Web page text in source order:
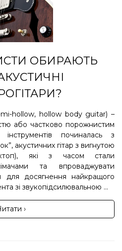
ОБИРАЮТЬ
hollow, hollow body guitar) –
або частково порожнистим
починалась з
акустичних гітар з вигнутою
які з часом стали
та впроваджувати
для досягнення найкращого
зі звукопідсилювальною ...
›